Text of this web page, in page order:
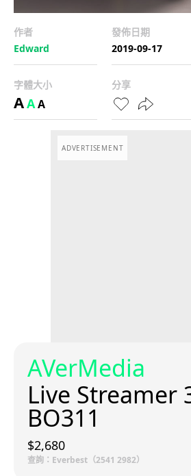
作者
Edward
發佈日期
2019-09-17
字體大小
AAA
分享
ADVERTISEMENT
AVerMedia
Live Streamer
BO311
$2,680
查詢：Everbest（2541 2982）